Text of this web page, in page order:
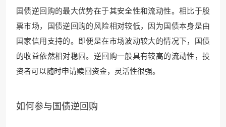
国债逆回购的最大优势在于其安全性和流动性。相比于股
票市场，国债逆回购的风险相对较低，因为国债本身是由
国家信用支持的。即便是在市场波动较大的情况下，国债
的收益依然相对稳固。逆回购一般具有较高的流动性，投
资者可以随时申请赎回资金，灵活性很强。
如何参与国债逆回购